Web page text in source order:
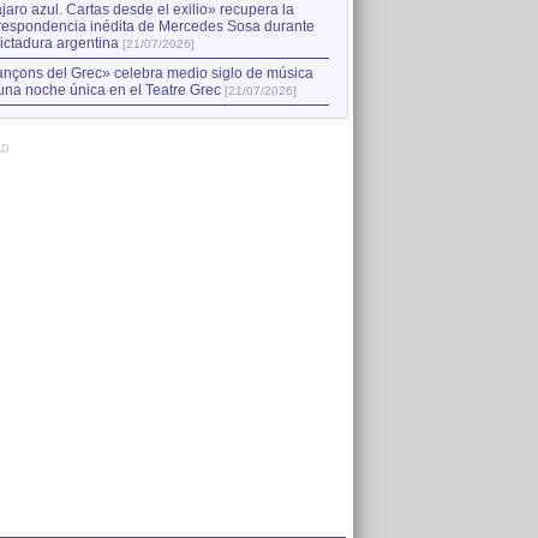
azul. Cartas desde el exilio» recupera la
inédita de Mercedes Sosa durante
argentina [21/07/2026]
del Grec» celebra medio siglo de música
noche única en el Teatre Grec [21/07/2026]